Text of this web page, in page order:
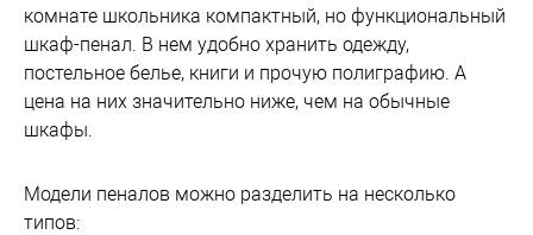
комнате школьника компактный, но функциональный
шкаф-пенал. В нем удобно хранить одежду,
постельное белье, книги и прочую полиграфию. А
цена на них значительно ниже, чем на обычные
шкафы.
Модели пеналов можно разделить на несколько
типов: